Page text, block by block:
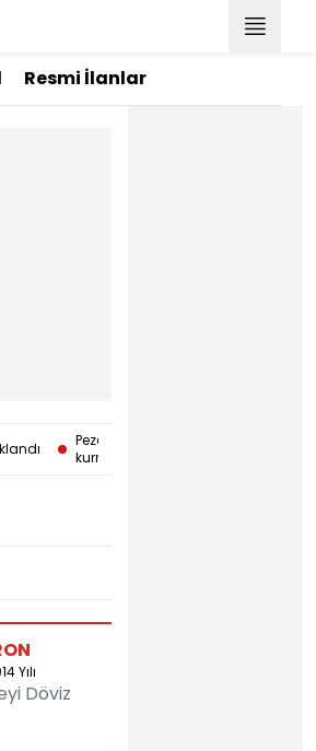
Resmi İlanlar
Pezeşkiyan: Mücteba Hamaney'le
kurmak çok zor
Yılı
Döviz